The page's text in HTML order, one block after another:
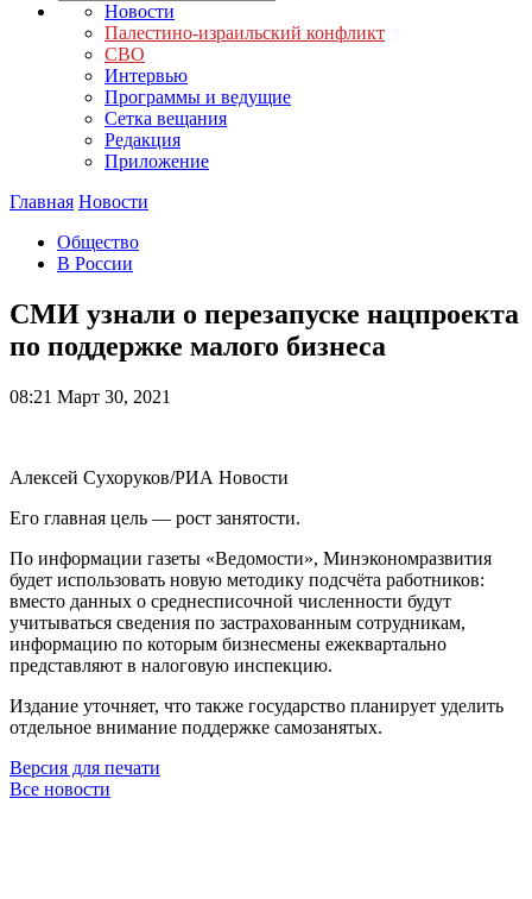
Новости
Палестино-израильский конфликт
СВО
Интервью
Программы и ведущие
Сетка вещания
Редакция
Приложение
Главная Новости
Общество
В России
СМИ узнали о перезапуске нацпроекта
по поддержке малого бизнеса
08:21 Март 30, 2021
Алексей Сухоруков/РИА Новости
Его главная цель — рост занятости.
По информации газеты «Ведомости», Минэкономразвития
будет использовать новую методику подсчёта работников:
вместо данных о среднесписочной численности будут
учитываться сведения по застрахованным сотрудникам,
информацию по которым бизнесмены ежеквартально
представляют в налоговую инспекцию.
Издание уточняет, что также государство планирует уделить
отдельное внимание поддержке самозанятых.
Версия для печати
Все новости